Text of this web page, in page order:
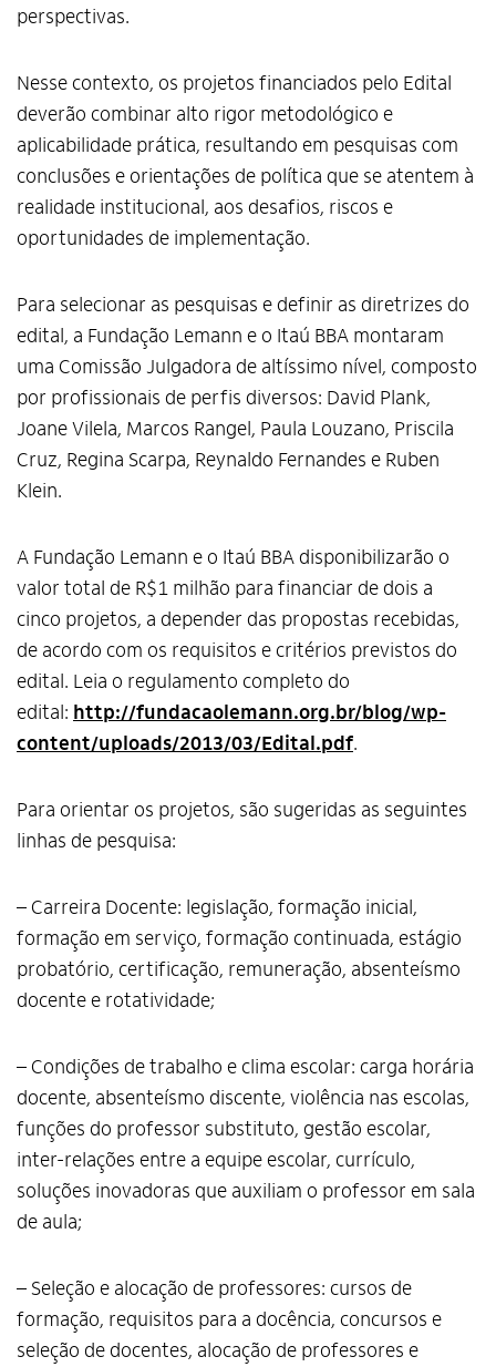
perspectivas.
Nesse contexto, os projetos financiados pelo Edital
deverão combinar alto rigor metodológico e
aplicabilidade prática, resultando em pesquisas com
conclusões e orientações de política que se atentem à
realidade institucional, aos desafios, riscos e
oportunidades de implementação.
Para selecionar as pesquisas e definir as diretrizes do
edital, a Fundação Lemann e o Itaú BBA montaram
uma Comissão Julgadora de altíssimo nível, composto
por profissionais de perfis diversos: David Plank,
Joane Vilela, Marcos Rangel, Paula Louzano, Priscila
Cruz, Regina Scarpa, Reynaldo Fernandes e Ruben
Klein.
A Fundação Lemann e o Itaú BBA disponibilizarão o
valor total de R$1 milhão para financiar de dois a
cinco projetos, a depender das propostas recebidas,
de acordo com os requisitos e critérios previstos do
edital. Leia o regulamento completo do
edital: http://fundacaolemann.org.br/blog/wp-
content/uploads/2013/03/Edital.pdf.
Para orientar os projetos, são sugeridas as seguintes
linhas de pesquisa:
– Carreira Docente: legislação, formação inicial,
formação em serviço, formação continuada, estágio
probatório, certificação, remuneração, absenteísmo
docente e rotatividade;
– Condições de trabalho e clima escolar: carga horária
docente, absenteísmo discente, violência nas escolas,
funções do professor substituto, gestão escolar,
inter-relações entre a equipe escolar, currículo,
soluções inovadoras que auxiliam o professor em sala
de aula;
– Seleção e alocação de professores: cursos de
formação, requisitos para a docência, concursos e
seleção de docentes, alocação de professores e